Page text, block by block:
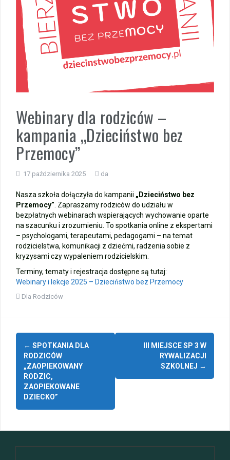
Wycieczka klasy 3b i 3d do Zieleniewa i Kołobrzegu
„Ostatni zamek „
🌊🏰 Wycieczka do Trójmiasta i Malborka 🏰🌊
📚🧇🍧PODZIĘKOWANIA🍧🧇📚
Gala Laureatów – przeniesiona na wrzesień
Ósme miejsce w województwie i brązowy medal indywidualnie!
Nasi lekkoatleci w czołówce województwa!
Webinary dla rodziców –
kampania „Dzieciństwo bez
Przemocy”
17 października 2025 da
Nasza szkoła dołączyła do kampanii „Dzieciństwo bez
Przemocy” . Zapraszamy rodziców do udziału w
bezpłatnych webinarach wspierających wychowanie oparte
na szacunku i zrozumieniu. To spotkania online z ekspertami
– psychologami, terapeutami, pedagogami – na temat
rodzicielstwa, komunikacji z dziećmi, radzenia sobie z
kryzysami czy wypaleniem rodzicielskim.
Terminy, tematy i rejestracja dostępne są tutaj:
Webinary i lekcje 2025 – Dzieciństwo bez Przemocy
Dla Rodziców
Zobacz
wpisy
← SPOTKANIA DLA
RODZICÓW
„ZAOPIEKOWANY
RODZIC,
ZAOPIEKOWANE
DZIECKO”
III MIEJSCE SP 3 W
RYWALIZACJI
SZKOLNEJ →